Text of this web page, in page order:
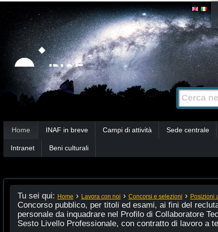
Strumenti
personali
Salta
contenuti.
|
Salta
alla
navigazione
Cerca nel
Ricerca
avanzata…
Home INAF in breve Campi di attività Sede centrale
Intranet Beni culturali
Tu sei qui: Home › Lavora con noi › Concorsi e selezioni › Posizioni
Concorso pubblico, per titoli ed esami, ai fini del
personale da inquadrare nel Profilo di Collaboratore
Sesto Livello Professionale, con contratto di lavoro a